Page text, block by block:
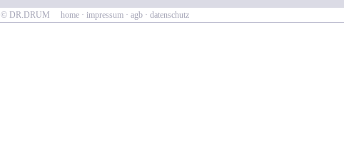
© DR.DRUM home · impressum · agb · datenschutz